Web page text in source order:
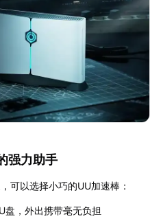
强力助手
可以选择小巧的UU加速棒：
盘，外出携带毫无负担